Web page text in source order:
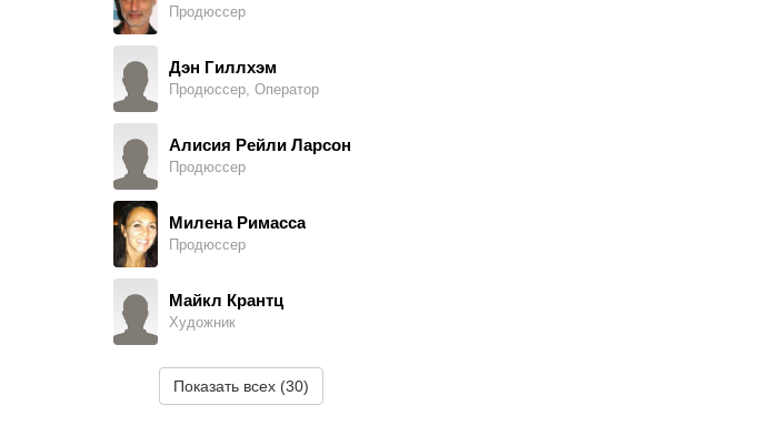
Джон Генри
Дэвид Х. Стейнберг
Майкл Камбербэтч
Энни Холл
Энди Синьор
Брайан Кэнберг
Продюссер
Дэн Гиллхэм
Продюссер, Оператор
Алисия Рейли Ларсон
Продюссер
Милена Римасса
Продюссер
Майкл Крантц
Художник
Бентли Вуд
Показать всех (30)